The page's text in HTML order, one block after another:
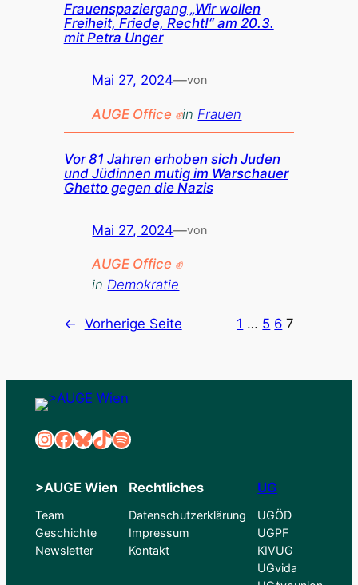
Frauenspaziergang „Wir wollen
Freiheit, Friede, Recht!“ am 20.3.
mit Petra Unger
Mai 27, 2024—von
AUGE Office ✊in Frauen
Vor 81 Jahren erhoben sich Juden
und Jüdinnen mutig im Warschauer
Ghetto gegen die Nazis
Mai 27, 2024—von
AUGE Office ✊
in Demokratie
← Vorherige Seite 1 … 5 6 7
InstagramFacebook Bluesky TikTok Spotify
>AUGE Wien
Team
Geschichte
Newsletter
Rechtliches
Datenschutzerklärung
Impressum
Kontakt
UG
UGÖD
UGPF
KIVUG
UGvida